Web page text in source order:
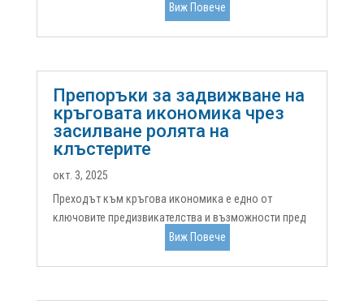
двугодишна мисия за ускоряване на
сътрудничеството, изграждането на капацитет и
Виж Повече
Препоръки за задвижване на
кръговата икономика чрез
засилване ролята на
клъстерите
окт. 3, 2025
Преходът към кръгова икономика е едно от
ключовите предизвикателства и възможности пред
Европа в стремежа ѝ към устойчивост,
конкурентоспособност и устойчиво развитие. В
Виж Повече